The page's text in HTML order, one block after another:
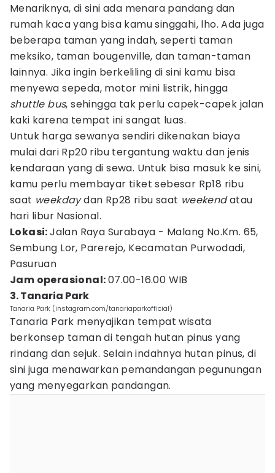
Menariknya, di sini ada menara pandang dan
rumah kaca yang bisa kamu singgahi, lho. Ada juga
beberapa taman yang indah, seperti taman
meksiko, taman bougenville, dan taman-taman
lainnya. Jika ingin berkeliling di sini kamu bisa
menyewa sepeda, motor mini listrik, hingga
shuttle bus, sehingga tak perlu capek-capek jalan
kaki karena tempat ini sangat luas.
Untuk harga sewanya sendiri dikenakan biaya
mulai dari Rp20 ribu tergantung waktu dan jenis
kendaraan yang di sewa. Untuk bisa masuk ke sini,
kamu perlu membayar tiket sebesar Rp18 ribu
saat weekdaydan Rp28 ribu saat weekendatau
hari libur Nasional.
Lokasi:Jalan Raya Surabaya - Malang No.Km. 65,
Sembung Lor, Parerejo, Kecamatan Purwodadi,
Pasuruan
Jam operasional:07.00-16.00 WIB
3. Tanaria Park
Tanaria Park (instagram.com/tanariaparkofficial)
Tanaria Park menyajikan tempat wisata
berkonsep taman di tengah hutan pinus yang
rindang dan sejuk. Selain indahnya hutan pinus, di
sini juga menawarkan pemandangan pegunungan
yang menyegarkan pandangan.